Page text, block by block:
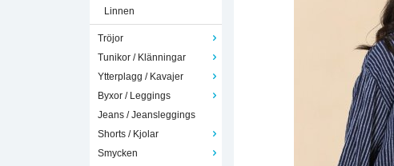
Linnen
Tröjor
Tunikor / Klänningar
Ytterplagg / Kavajer
Byxor / Leggings
Jeans / Jeansleggings
Shorts / Kjolar
Smycken